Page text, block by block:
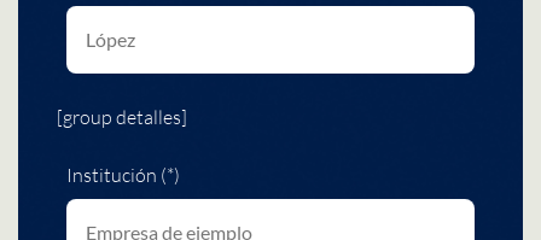
[group detalles]
Institución (*)